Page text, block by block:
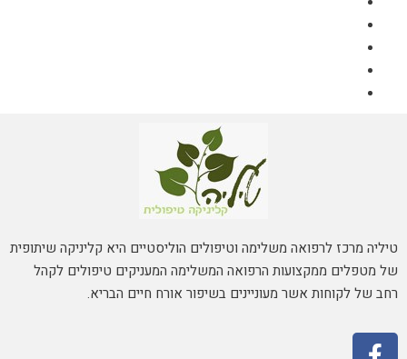
טיליה מרכז לרפואה משלימה וטיפולים הוליסטיים היא קליניקה שיתופית
של מטפלים ממקצועות הרפואה המשלימה המעניקים טיפולים לקהל
רחב של לקוחות אשר מעוניינים בשיפור אורח חיים הבריא.